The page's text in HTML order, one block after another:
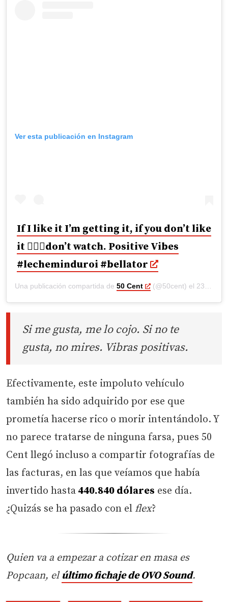
Ver esta publicación en Instagram
If I like it I’m getting it, if you don’t like
it 🤷🏽‍♂️don’t watch. Positive Vibes
#lecheminduroi #bellator
Una publicación compartida de 50 Cent (@50cent) el 23 Dic, 2018 a las 2:54 PST
Si me gusta, me lo cojo. Si no te
gusta, no mires. Vibras positivas.
Efectivamente, este impoluto vehículo
también ha sido adquirido por ese que
prometía hacerse rico o morir intentándolo. Y
no parece tratarse de ninguna farsa, pues 50
Cent llegó incluso a compartir fotografías de
las facturas, en las que veíamos que había
invertido hasta 440.840 dólares ese día.
¿Quizás se ha pasado con el flex?
Quien va a empezar a cotizar en masa es
Popcaan, el último fichaje de OVO Sound.